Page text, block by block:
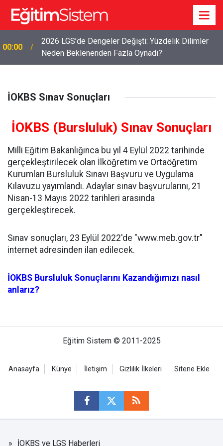
00:00
2026 LGS’de Dengeler Değişti: Yüzdelik Dilimler
Neden Beklenenden Fazla Oynadı?
İOKBS Sınav Sonuçları
İOKBS (Bursluluk) Sınav Sonuçları
Milli Eğitim Bakanlığınca bu yıl 4 Eylül 2022 tarihinde
gerçekleştirilecek olan İlköğretim ve Ortaöğretim
Kurumları Bursluluk Sınavı Başvuru ve Uygulama
Kılavuzu yayımlandı. Adaylar sınav başvurularını, 21
Nisan-13 Mayıs 2022 tarihleri arasında
gerçekleştirecek.
Sınav sonuçları, 23 Eylül 2022'de "www.meb.gov.tr"
internet adresinden ilan edilecek.
İOKBS Bursluluk Sonuçlarını Kazandığımızı nasıl
anlarız?
Eğitim Sistem © 2011-2025
Anasayfa Künye İletişim Gizlilik İlkeleri Sitene Ekle
İOKBS ve LGS Haberleri